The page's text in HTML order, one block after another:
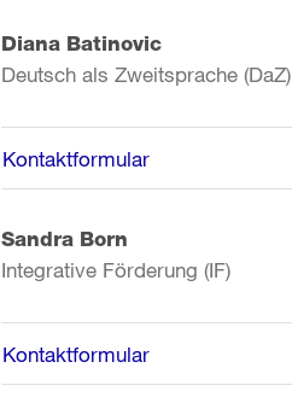
Diana Batinovic
Deutsch als Zweitsprache (DaZ)
Kontaktformular
Sandra Born
Integrative Förderung (IF)
Kontaktformular